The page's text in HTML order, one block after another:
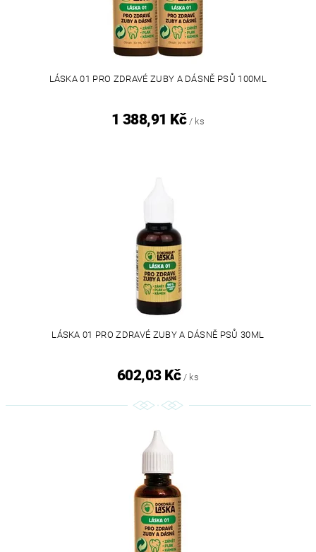
LÁSKA 01 PRO ZDRAVÉ ZUBY A DÁSNĚ PSŮ 100ML
1 388,91 Kč / ks
LÁSKA 01 PRO ZDRAVÉ ZUBY A DÁSNĚ PSŮ 30ML
602,03 Kč / ks